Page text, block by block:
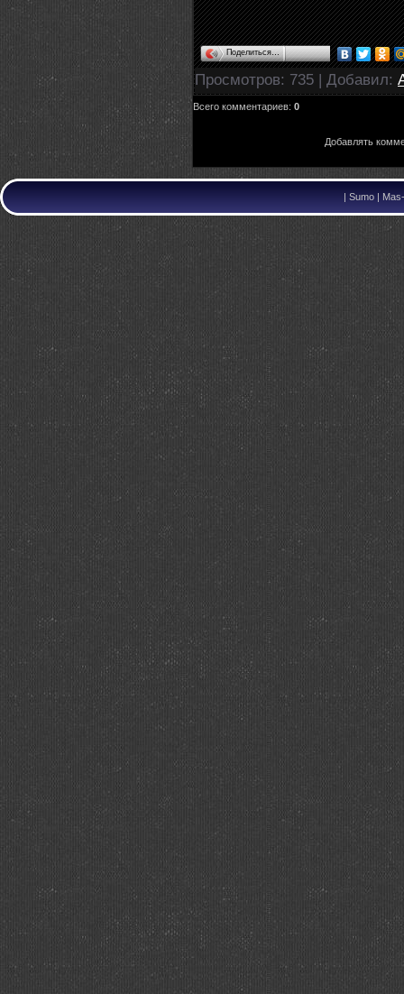
Поделиться…
Просмотров: 735 | Добавил:
Всего комментариев: 0
Добавлять
| Sumo |